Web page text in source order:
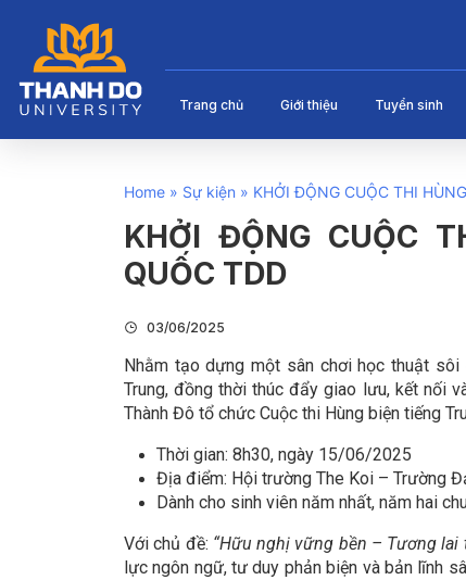
Trang chủ Giới thiệu Tuyển sinh
Home » Sự kiện » KHỞI ĐỘNG CUỘC THI
KHỞI ĐỘNG CUỘC
QUỐC TDD
03/06/2025
Nhằm tạo dựng một sân chơi học thuật
Trung, đồng thời thúc đẩy giao lưu, kết nối
Thành Đô tổ chức Cuộc thi Hùng biện tiếng
Thời gian: 8h30, ngày 15/06/2025
Địa điểm: Hội trường The Koi – Trường
Dành cho sinh viên năm nhất, năm hai
Với chủ đề: “Hữu nghị vững bền – Tương lai
lực ngôn ngữ, tư duy phản biện và bản lĩnh